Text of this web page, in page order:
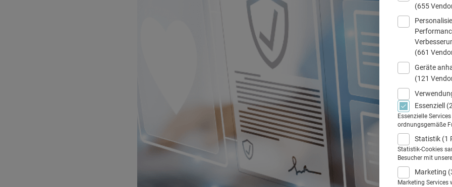
(655
(661
Geräte
(121
Essenziell
Essenzielle
ordnungsgemäße
Statistik (1
Statistik-Cookies
Besucher mit
Marketing
Marketing